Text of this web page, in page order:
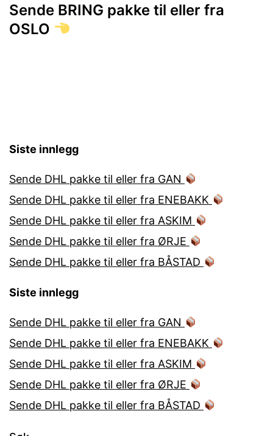
Sende BRING pakke til eller fra
OSLO
Siste innlegg
Sende DHL pakke til eller fra GAN
Sende DHL pakke til eller fra ENEBAKK
Sende DHL pakke til eller fra ASKIM
Sende DHL pakke til eller fra ØRJE
Sende DHL pakke til eller fra BÅSTAD
Siste innlegg
Sende DHL pakke til eller fra GAN
Sende DHL pakke til eller fra ENEBAKK
Sende DHL pakke til eller fra ASKIM
Sende DHL pakke til eller fra ØRJE
Sende DHL pakke til eller fra BÅSTAD